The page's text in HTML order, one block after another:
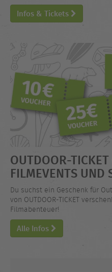
Infos & Tickets
OUTDOOR-
FILMEVENTS UND
Du suchst ein Geschenk für
von OUTDOOR-TICKET
Filmabenteuer!
Alle Infos